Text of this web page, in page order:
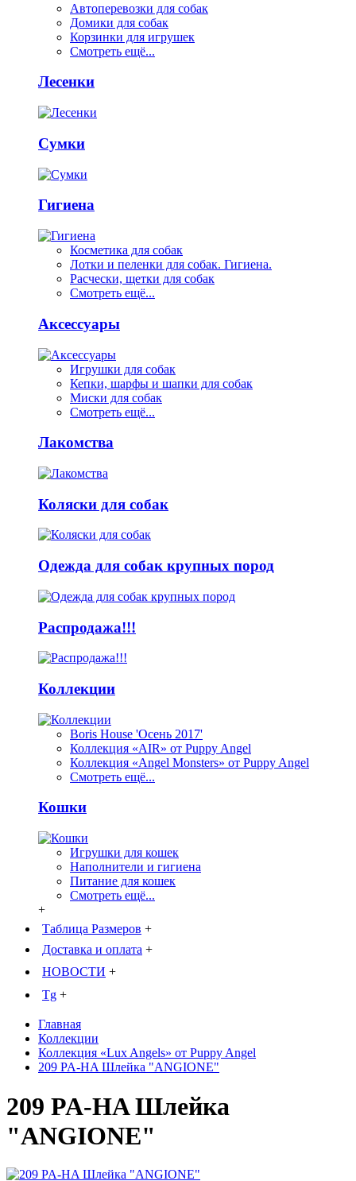
Автоперевозки для собак
Домики для собак
Корзинки для игрушек
Смотреть ещё...
Лесенки
Сумки
Гигиена
Косметика для собак
Лотки и пеленки для собак. Гигиена.
Расчески, щетки для собак
Смотреть ещё...
Аксессуары
Игрушки для собак
Кепки, шарфы и шапки для собак
Миски для собак
Смотреть ещё...
Лакомства
Коляски для собак
Одежда для собак крупных пород
Распродажа!!!
Коллекции
Boris House 'Осень 2017'
Коллекция «AIR» от Puppy Angel
Коллекция «Angel Monsters» от Puppy Angel
Смотреть ещё...
Кошки
Игрушки для кошек
Наполнители и гигиена
Питание для кошек
Смотреть ещё...
+
Таблица Размеров +
Доставка и оплата +
НОВОСТИ +
Tg +
Главная
Коллекции
Коллекция «Lux Angels» от Puppy Angel
209 PA-HA Шлейка "ANGIONE"
209 PA-HA Шлейка
"ANGIONE"